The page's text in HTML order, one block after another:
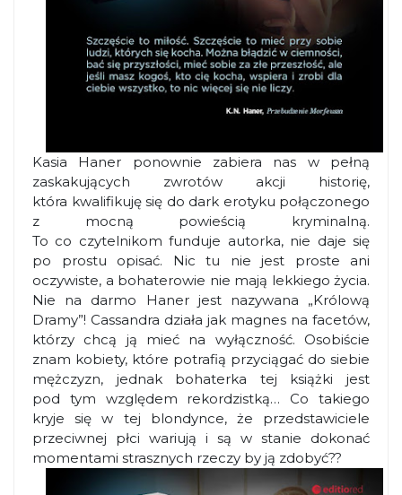
Kasia Haner ponownie zabiera nas w pełną
zaskakujących zwrotów akcji historię,
która kwalifikuję się do dark erotyku połączonego
z mocną powieścią kryminalną.
To co czytelnikom funduje autorka, nie daje się
po prostu opisać. Nic tu nie jest proste ani
oczywiste, a bohaterowie nie mają lekkiego życia.
Nie na darmo Haner jest nazywana „Królową
Dramy”! Cassandra działa jak magnes na facetów,
którzy chcą ją mieć na wyłączność. Osobiście
znam kobiety, które potrafią przyciągać do siebie
mężczyzn, jednak bohaterka tej książki jest
pod tym względem rekordzistką… Co takiego
kryje się w tej blondynce, że przedstawiciele
przeciwnej płci wariują i są w stanie dokonać
momentami strasznych rzeczy by ją zdobyć??